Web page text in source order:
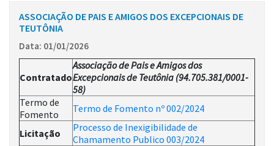
ASSOCIAÇÃO DE PAIS E AMIGOS DOS EXCEPCIONAIS DE
TEUTÔNIA
Data: 01/01/2026
Contratado
Associação de Pais e Amigos dos
Excepcionais de Teutônia (94.705.381/0001-
58)
Termo de
Fomento
Termo de Fomento nº 002/2024
Licitação
Processo de Inexigibilidade de
Chamamento Publico 003/2024